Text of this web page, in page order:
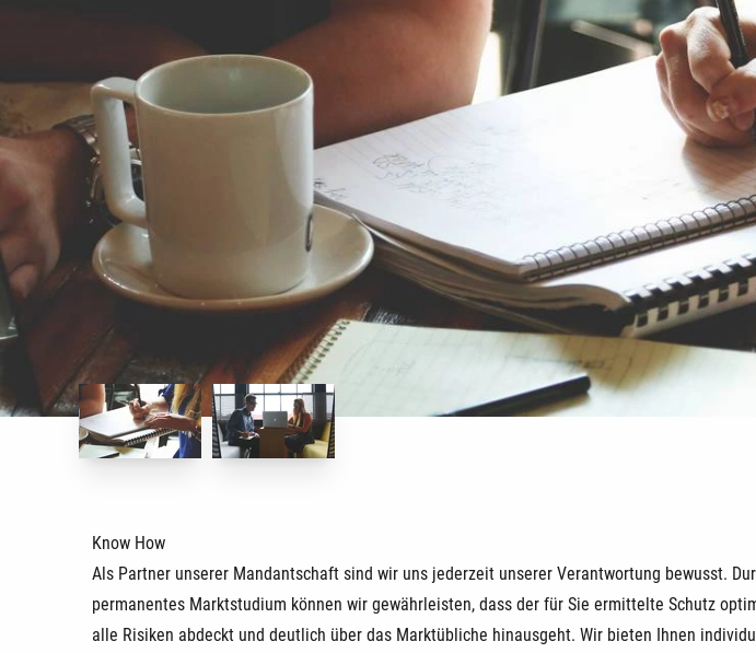
Gestaltung Ihrer Altersvorsorge für die Zeit
Know How
Als Partner unserer Mandantschaft sind wir uns jederzeit unserer Verantwortung bewusst.
permanentes Marktstudium können wir gewährleisten, dass der für Sie ermittelte Schutz
alle Risiken abdeckt und deutlich über das Marktübliche hinausgeht. Wir bieten Ihnen